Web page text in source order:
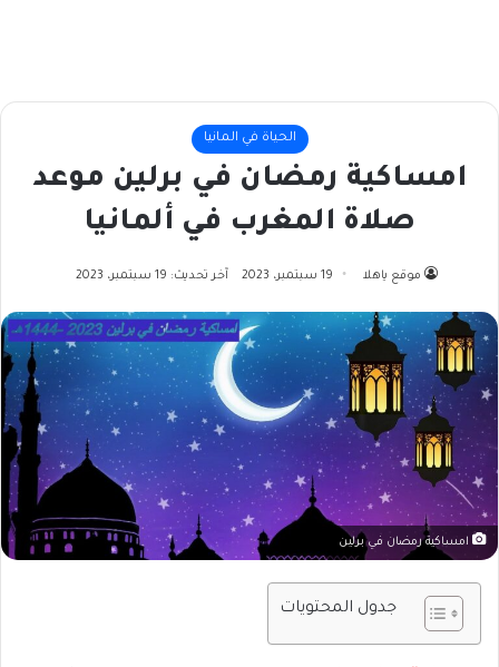
الحياة في المانيا
امساكية رمضان في برلين موعد
صلاة المغرب في ألمانيا
موقع ياهلا 19 سبتمبر، 2023 آخر تحديث: 19 سبتمبر، 2023
امساكية رمضان في برلين
جدول المحتويات